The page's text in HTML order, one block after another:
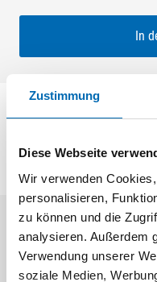
Zustimmung
Diese Webseite
Wir verwenden
personalisieren,
zu können und die
analysieren. Außerdem
Verwendung unserer
soziale Medien,
In
Aktuelle Angebote